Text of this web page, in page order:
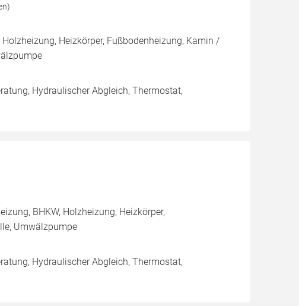
Heizkörper, Fußbodenheizung, Kamin /
Hydraulischer Abgleich, Thermostat,
BHKW, Holzheizung, Heizkörper,
Umwälzpumpe
Hydraulischer Abgleich, Thermostat,